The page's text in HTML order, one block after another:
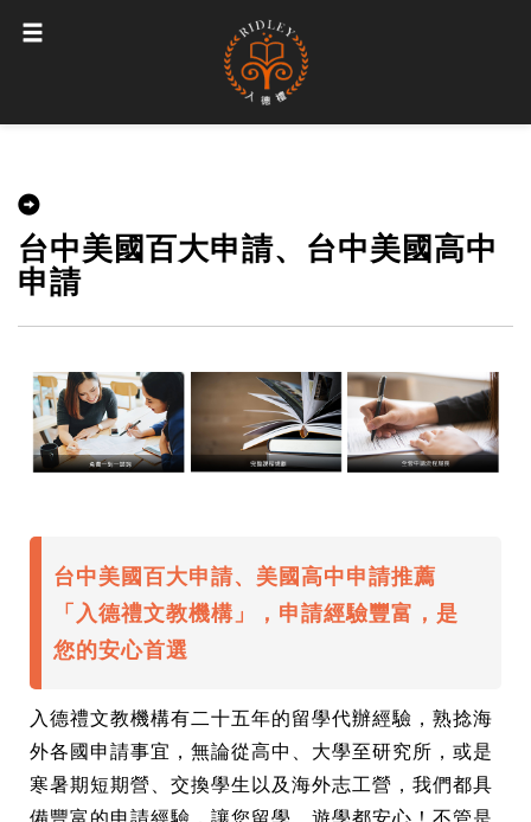
台中美國百大申請、台中美國高中
申請
台中美國百大申請、美國高中申請推薦
「入德禮文教機構」，申請經驗豐富，是
您的安心首選
入德禮文教機構有二十五年的留學代辦經驗，熟捻海
外各國申請事宜，無論從高中、大學至研究所，或是
寒暑期短期營、交換學生以及海外志工營，我們都具